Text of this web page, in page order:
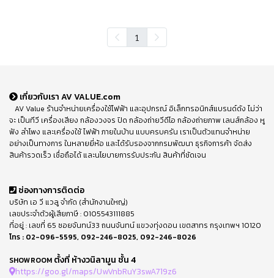
1
เกี่ยวกับเรา AV VALUE.com
AV Value ร้านจำหน่ายเครื่องใช้ไฟฟ้า และอุปกรณ์ อิเล็กทรอนิกส์แบรนด์ดัง ไม่ว่า
จะ เป็นทีวี เครื่องเสียง กล้องวงจร ปิด กล้องถ่ายวีดีโอ กล้องถ่ายภาพ เลนส์กล้อง หู
ฟัง ลำโพง และเครื่องใช้ ไฟฟ้า ภายในบ้าน แบบครบครัน เราเป็นตัวแทนจำหน่าย
อย่างเป็นทางการ ในหลายยี่ห้อ และได้รับรองจากกรมพัฒนา ธุรกิจการค้า จัดส่ง
สินค้ารวดเร็ว เชื่อถือได้ และนโยบายการรับประกัน สินค้าที่ชัดเจน
ช่องทางการติดต่อ
บริษัท เอ วี แวลู จำกัด (สำนักงานใหญ่)
เลขประจำตัวผู้เสียภาษี : 0105543111885
ที่อยู่ : เลขที่ 65 ซอยจันทน์33 ถนนจันทน์ แขวงทุ่งดอน เขตสาทร กรุงเทพฯ 10120
โทร : 02-096-5595, 092-246-8025, 092-246-8026
SHOWROOM ตั้งที่ ห้างวนิลามูน ชั้น 4
https://goo.gl/maps/UwVnbRuY3swA719z6